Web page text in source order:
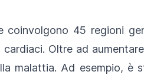
45 regioni
Oltre ad
malattia. Ad esempio, è